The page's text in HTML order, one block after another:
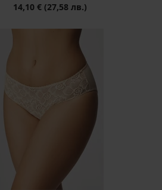
14,10 € (27,58 лв.)